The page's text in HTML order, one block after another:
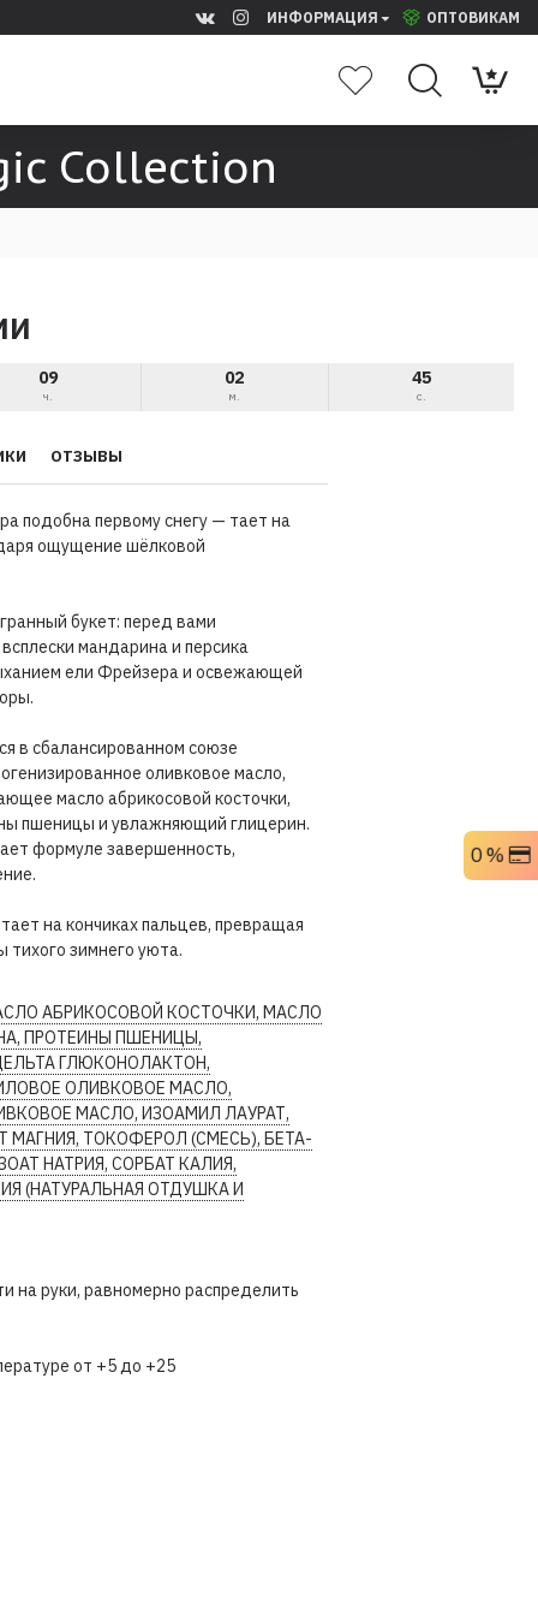
0 %
ИНФОРМАЦИЯ ОПТОВИКАМ
Collection
ОТЗЫВЫ
подобна первому снегу — тает на
ощущение шёлковой
букет: перед вами
мандарина и персика
ели Фрейзера и освежающей
в сбалансированном союзе
оливковое масло,
масло абрикосовой косточки,
пшеницы и увлажняющий глицерин.
формуле завершенность,
на кончиках пальцев, превращая
зимнего уюта.
АБРИКОСОВОЙ КОСТОЧКИ, МАСЛО
ПРОТЕИНЫ ПШЕНИЦЫ,
ГЛЮКОНОЛАКТОН,
ОЛИВКОВОЕ МАСЛО,
МАСЛО, ИЗОАМИЛ ЛАУРАТ,
МАГНИЯ, ТОКОФЕРОЛ (СМЕСЬ), БЕТА-
НАТРИЯ, СОРБАТ КАЛИЯ,
(НАТУРАЛЬНАЯ ОТДУШКА И
на руки, равномерно распределить
от +5 до +25
09
ч.
02
м.
45
с.